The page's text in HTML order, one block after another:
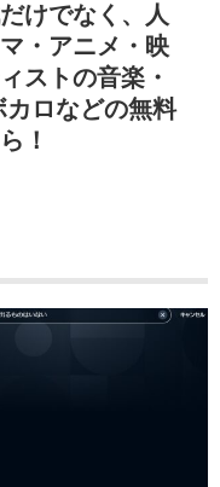
けでなく、
人
・アニメ・映
ストの音楽・
カロなどの無料
！